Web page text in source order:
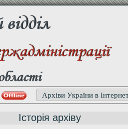
Архіви України в
Історія архіву